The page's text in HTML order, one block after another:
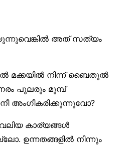
അത് സത്യം
മക്കയിൽ നിന്ന് ബൈതുൽ
പുലരും മുമ്പ്
അംഗീകരിക്കുന്നുവോ?
കാര്യങ്ങൾ
ഉന്നതങ്ങളിൽ നിന്നും